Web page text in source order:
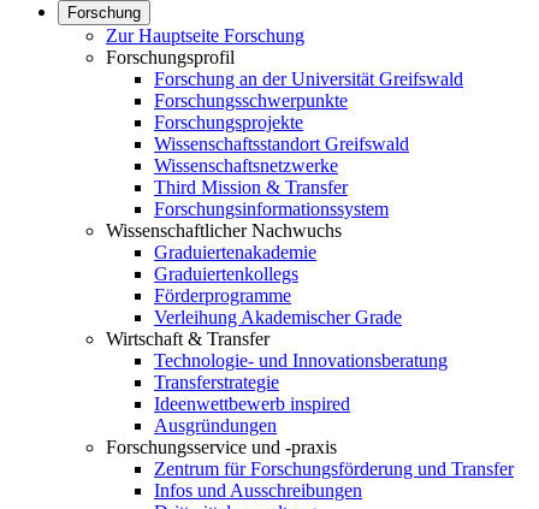
Forschung
Zur Hauptseite Forschung
Forschungsprofil
Forschung an der Universität Greifswald
Forschungsschwerpunkte
Forschungsprojekte
Wissenschaftsstandort Greifswald
Wissenschaftsnetzwerke
Third Mission & Transfer
Forschungsinformationssystem
Wissenschaftlicher Nachwuchs
Graduiertenakademie
Graduiertenkollegs
Förderprogramme
Verleihung Akademischer Grade
Wirtschaft & Transfer
Technologie- und Innovationsberatung
Transferstrategie
Ideenwettbewerb inspired
Ausgründungen
Forschungsservice und -praxis
Zentrum für Forschungsförderung und Transfer
Infos und Ausschreibungen